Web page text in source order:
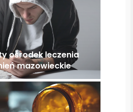
ośrodek leczenia
mazowieckie